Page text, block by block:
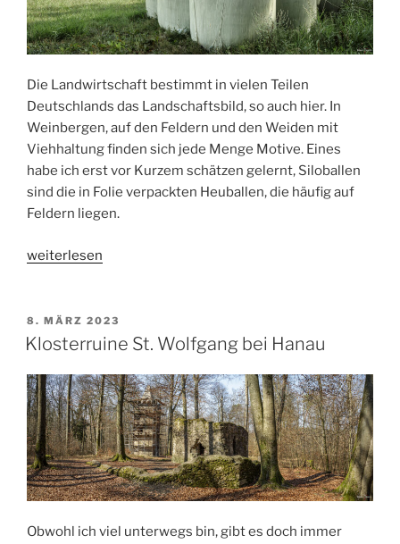
Die Landwirtschaft bestimmt in vielen Teilen
Deutschlands das Landschaftsbild, so auch hier. In
Weinbergen, auf den Feldern und den Weiden mit
Viehhaltung finden sich jede Menge Motive. Eines
habe ich erst vor Kurzem schätzen gelernt, Siloballen
sind die in Folie verpackten Heuballen, die häufig auf
Feldern liegen.
„Motivtipp:
weiterlesen
VERÖFFENTLICHT
AM
8. MÄRZ 2023
Klosterruine St. Wolfgang bei Hanau
Obwohl ich viel unterwegs bin, gibt es doch immer